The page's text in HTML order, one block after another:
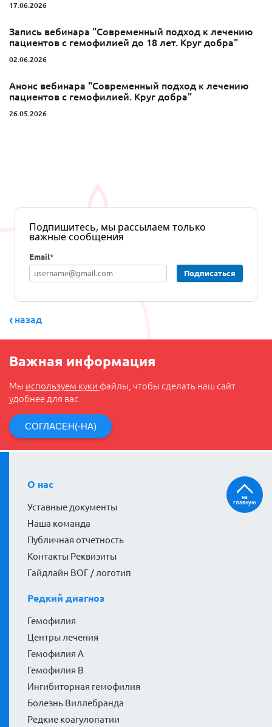
17.06.2026
Запись вебинара "Современный подход к лечению
пациентов с гемофилией до 18 лет. Круг добра"
02.06.2026
Анонс вебинара "Современный подход к лечению
пациентов с гемофилией. Круг добра"
26.05.2026
Подпишитесь, мы рассылаем только
важные сообщения
Email*
Подписаться
назад
Важная информация
Мы используем куки файлы, чтобы сделать наш сайт
удобнее для вас
СОГЛАСЕН(-НА)
О нас
Уставные документы
Наша команда
Публичная отчетность
Контакты Реквизиты
Гайдлайн ВОГ / логотип
Редкий диагноз
Гемофилия
Центры лечения
Гемофилия А
Гемофилия В
Ингибиторная гемофилия
Болезнь Виллебранда
Редкие коагулопатии
на
главную